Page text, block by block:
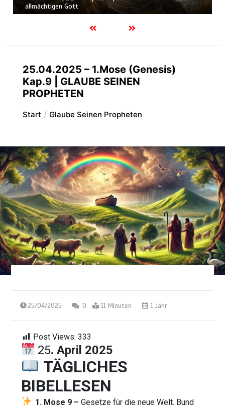
Schöpfung
25.04.2025 – 1.Mose (Genesis)
Kap.9 | GLAUBE SEINEN
PROPHETEN
Start Glaube Seinen Propheten
25/04/2025 0 11 Minuten 1 Jahr
Post Views: 333
25. April 2025
TÄGLICHES
BIBELLESEN
1. Mose 9 – Gesetze für die neue Welt. Bund